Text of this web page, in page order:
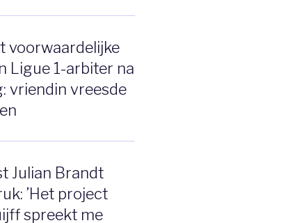
voorwaardelijke
Ligue 1-arbiter na
vriendin vreesde
Julian Brandt
’Het project
spreekt me